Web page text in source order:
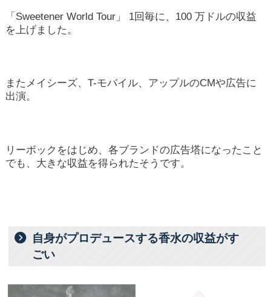
「Sweetener World Tour」 1回毎に、100 万ドルの収益
を上げました。
またメイシーズ、T-モバイル、アップルのCMや広告に
出演。
リーボックをはじめ、各ブランドの広告塔になったこと
でも、大きな収益を得られたそうです。
自身がプロデュースする香水の収益がす
ごい